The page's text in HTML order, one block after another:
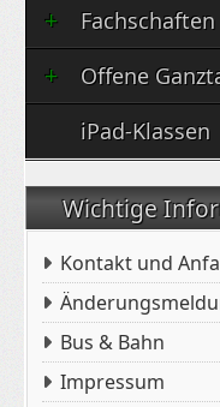
Offene
iPad-Klassen
Wichtige
Kontakt und
Bus & Bahn
Impressum